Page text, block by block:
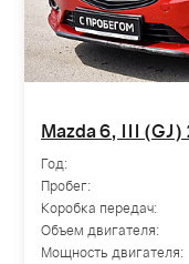
Mazda 6, III (GJ)
Год:
Пробег:
Коробка передач:
Объем двигателя:
Мощность двигателя: